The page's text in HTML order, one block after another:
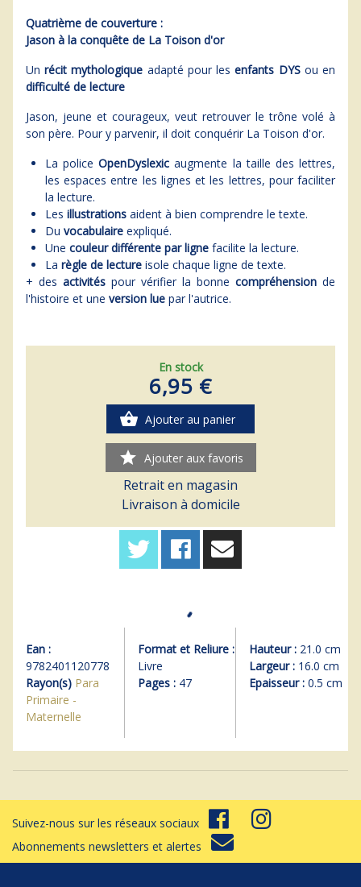
Quatrième de couverture :
Jason à la conquête de La Toison d'or
Unrécit mythologique adapté pour lesenfants DYSou en
difficulté de lecture
Jason, jeune et courageux, veut retrouver le trône volé à
son père. Pour y parvenir, il doit conquérir La Toison d'or.
La policeOpenDyslexic augmente la taille des lettres,
les espaces entre les lignes et les lettres, pour faciliter
la lecture.
Les illustrations aident à bien comprendre le texte.
Du vocabulaire expliqué.
Une couleur différente par ligne facilite la lecture.
La règle de lecture isole chaque ligne de texte.
+ des activités pour vérifier la bonne compréhension de
l'histoire et une version lue par l'autrice.
En stock
6,95 €
shopping_basket Ajouter au panier
star Ajouter aux favoris
Retrait en magasin
Livraison à domicile
Ean :
9782401120778
Rayon(s) Para
Primaire -
Maternelle
Format et Reliure :
Livre
Pages :47
Hauteur : 21.0 cm
Largeur : 16.0 cm
Epaisseur : 0.5 cm
Suivez-nous sur les réseaux sociaux
Abonnements newsletters et alertes